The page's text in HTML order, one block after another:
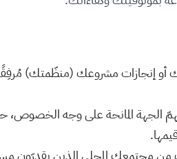
أو إنجازات مشروعك (منظّمتك) مُرفِقًا
تهمّ الجهة المانحة على وجه
من مجتمعك المحلي الذين